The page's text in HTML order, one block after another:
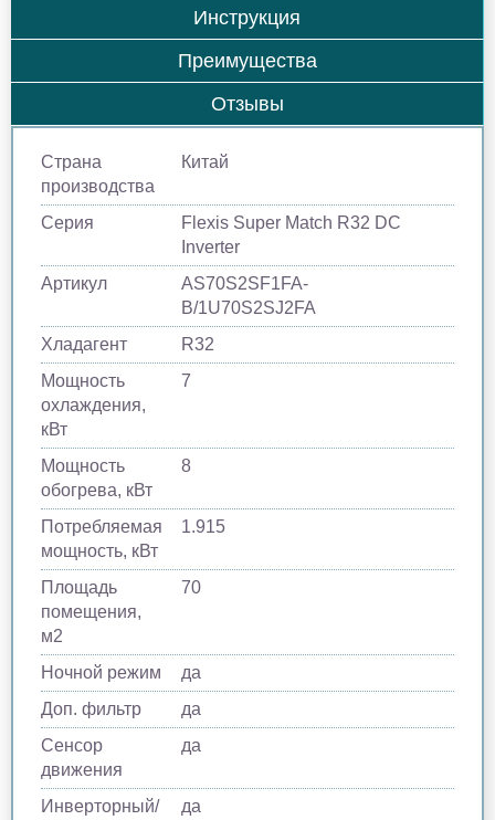
Инструкция
Преимущества
Отзывы
Страна
производства
Китай
Серия
Flexis Super Match R32 DC
Inverter
Артикул
AS70S2SF1FA-
B/1U70S2SJ2FA
Хладагент
R32
Мощность
охлаждения,
кВт
7
Мощность
обогрева, кВт
8
Потребляемая
мощность, кВт
1.915
Площадь
помещения,
м2
70
Ночной режим
да
Доп. фильтр
да
Сенсор
движения
да
Инверторный/
да